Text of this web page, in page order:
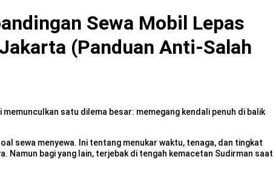
Sewa Mobil Lepas
(Panduan Anti-Salah
satu dilema besar: memegang kendali penuh di balik
sewa menyewa. Ini tentang menukar waktu, tenaga, dan tingkat
Namun bagi yang lain, terjebak di tengah kemacetan Sudirman saat